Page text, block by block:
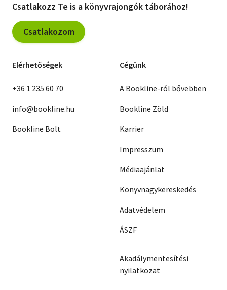
Csatlakozz Te is a könyvrajongók táborához!
Csatlakozom
Elérhetőségek
+36 1 235 60 70
info@bookline.hu
Bookline Bolt
Cégünk
A Bookline-ról bővebben
Bookline Zöld
Karrier
Impresszum
Médiaajánlat
Könyvnagykereskedés
Adatvédelem
ÁSZF
Akadálymentesítési
nyilatkozat